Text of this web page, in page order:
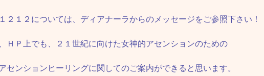
２１２については、ディアナーラからのメッセージをご参照下さい！
ＨＰ上でも、２１世紀に向けた女神的アセンションのための
センションヒーリングに関してのご案内ができると思います。